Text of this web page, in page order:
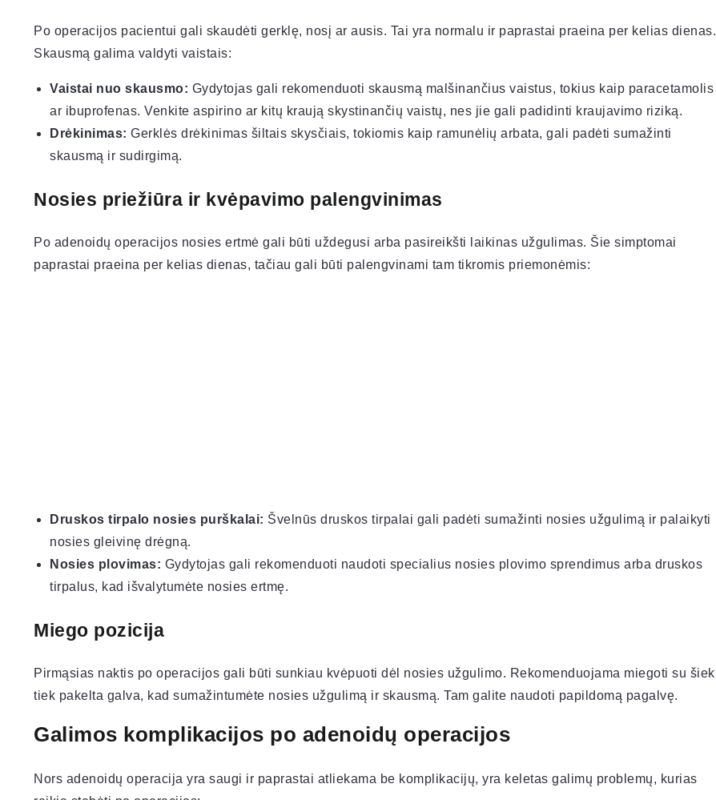
Po operacijos pacientui gali skaudėti gerklę, nosį ar ausis. Tai yra normalu ir paprastai praeina per kelias dienas.
Skausmą galima valdyti vaistais:
Vaistai nuo skausmo: Gydytojas gali rekomenduoti skausmą malšinančius vaistus, tokius kaip paracetamolis
ar ibuprofenas. Venkite aspirino ar kitų kraują skystinančių vaistų, nes jie gali padidinti kraujavimo riziką.
Drėkinimas: Gerklės drėkinimas šiltais skysčiais, tokiomis kaip ramunėlių arbata, gali padėti sumažinti
skausmą ir sudirgimą.
Nosies priežiūra ir kvėpavimo palengvinimas
Po adenoidų operacijos nosies ertmė gali būti uždegusi arba pasireikšti laikinas užgulimas. Šie simptomai
paprastai praeina per kelias dienas, tačiau gali būti palengvinami tam tikromis priemonėmis:
Druskos tirpalo nosies purškalai: Švelnūs druskos tirpalai gali padėti sumažinti nosies užgulimą ir palaikyti
nosies gleivinę drėgną.
Nosies plovimas: Gydytojas gali rekomenduoti naudoti specialius nosies plovimo sprendimus arba druskos
tirpalus, kad išvalytumėte nosies ertmę.
Miego pozicija
Pirmąsias naktis po operacijos gali būti sunkiau kvėpuoti dėl nosies užgulimo. Rekomenduojama miegoti su šiek
tiek pakelta galva, kad sumažintumėte nosies užgulimą ir skausmą. Tam galite naudoti papildomą pagalvę.
Galimos komplikacijos po adenoidų operacijos
Nors adenoidų operacija yra saugi ir paprastai atliekama be komplikacijų, yra keletas galimų problemų, kurias